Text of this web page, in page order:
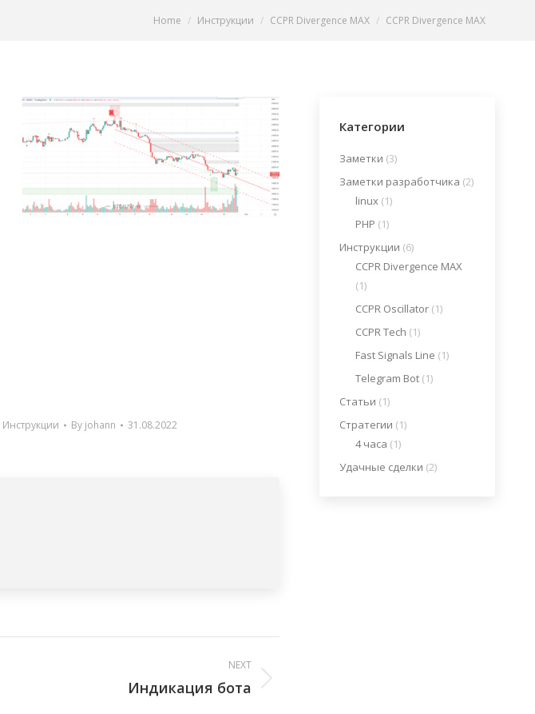
You are here:
Home Инструкции CCPR Divergence MAX CCPR Divergence MAX
Инструкции By johann 31.08.2022
NEXT
Индикация бота
Категории
Заметки (3)
Заметки разработчика (2)
linux(1)
PHP (1)
Инструкции (6)
CCPR Divergence MAX
(1)
CCPR Oscillator(1)
CCPR Tech (1)
Fast Signals Line (1)
Telegram Bot(1)
Статьи (1)
Стратегии (1)
4 часа (1)
Удачные сделки (2)